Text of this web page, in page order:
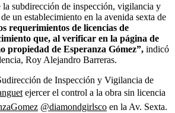
la subdirección de inspección, vigilancia y
un establecimiento en la avenida sexta de
requerimientos de licencias de
que, al verificar en la página de
propiedad de Esperanza Gómez”, indicó
Roy Alejandro Barreras.
de Inspección y Vigilancia de
ejercer el control a la obra sin licencia
@diamondgirlsco en la Av. Sexta.